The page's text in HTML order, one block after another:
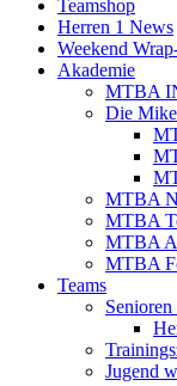
Teamshop
Herren 1 News
Weekend
Akademie
MTBA
Die
MTBA
MTBA
MTBA
MTBA
Teams
Jugend